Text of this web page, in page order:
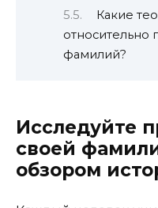
Какие
относительно
фамилий?
Исследуйте
своей
обзором